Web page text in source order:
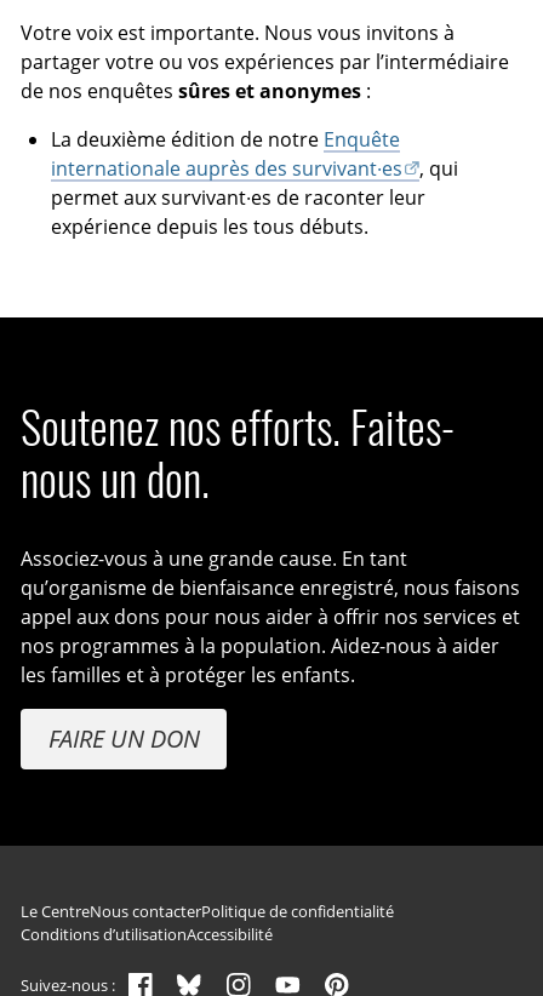
Votre voix est importante. Nous vous invitons à
partager votre ou vos expériences par l’intermédiaire
de nos enquêtessûres et anonymes :
La deuxième édition de notre Enquête
internationale auprès des survivant·es
, qui
permet aux survivant·es de raconter leur
expérience depuis les tous débuts.
Soutenez nos efforts. Faites-
nous un don.
Associez-vous à une grande cause. En tant
qu’organisme de bienfaisance enregistré, nous faisons
appel aux dons pour nous aider à offrir nos services et
nos programmes à la population. Aidez-nous à aider
les familles et à protéger les enfants.
FAIRE UN DON
Navigation du pied de page
Le CentreNous contacterPolitique de confidentialité
Conditions d’utilisationAccessibilité
Suivez-nous :